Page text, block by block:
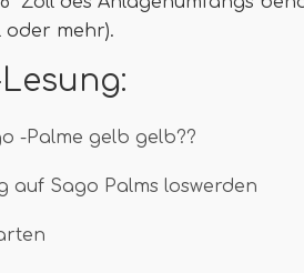
oder mehr).
-Palme gelb gelb??
auf Sago Palms loswerden